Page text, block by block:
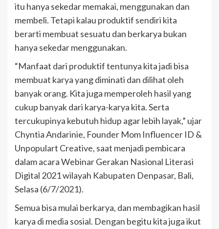
itu hanya sekedar memakai, menggunakan dan
membeli. Tetapi kalau produktif sendiri kita
berarti membuat sesuatu dan berkarya bukan
hanya sekedar menggunakan.
“Manfaat dari produktif tentunya kita jadi bisa
membuat karya yang diminati dan dilihat oleh
banyak orang. Kita juga memperoleh hasil yang
cukup banyak dari karya-karya kita. Serta
tercukupinya kebutuh hidup agar lebih layak,” ujar
Chyntia Andarinie, Founder Mom Influencer ID &
Unpopulart Creative, saat menjadi pembicara
dalam acara Webinar Gerakan Nasional Literasi
Digital 2021 wilayah Kabupaten Denpasar, Bali,
Selasa (6/7/2021).
Semua bisa mulai berkarya, dan membagikan hasil
karya di media sosial. Dengan begitu kita juga ikut